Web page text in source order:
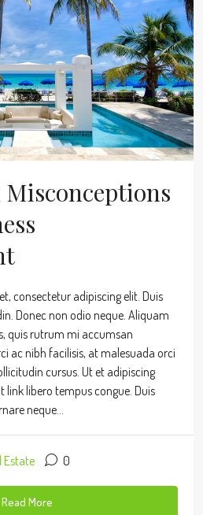
Misconceptions
consectetur adipiscing elit. Duis
Donec non odio neque. Aliquam
quis rutrum mi accumsan
ac nibh facilisis, at malesuada orci
cursus. Ut et adipiscing
link libero tempus congue. Duis
neque...
Estate 0
Read More